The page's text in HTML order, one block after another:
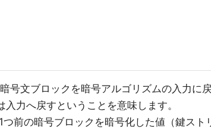
号文ブロックを暗号アルゴリズムの入力に
力へ戻すということを意味します。
前の暗号ブロックを暗号化した値（鍵スト